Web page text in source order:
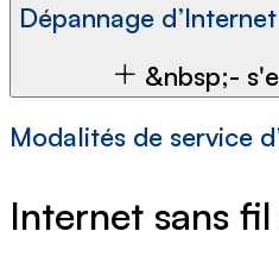
Dépannage
&nbsp;-
Modalités de service
Internet sans